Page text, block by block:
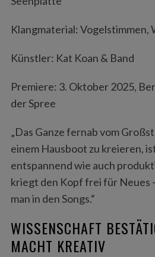
Klangmaterial: Vogelstimmen,
Künstler: Kat Koan & Band
Premiere: 3. Oktober 2025,
der Spree
„Das Ganze fernab vom
einem Hausboot zu kreieren,
entspannend wie auch
kriegt den Kopf frei für Neues
man in den Songs.“
WISSENSCHAFT
MACHT KREATIV